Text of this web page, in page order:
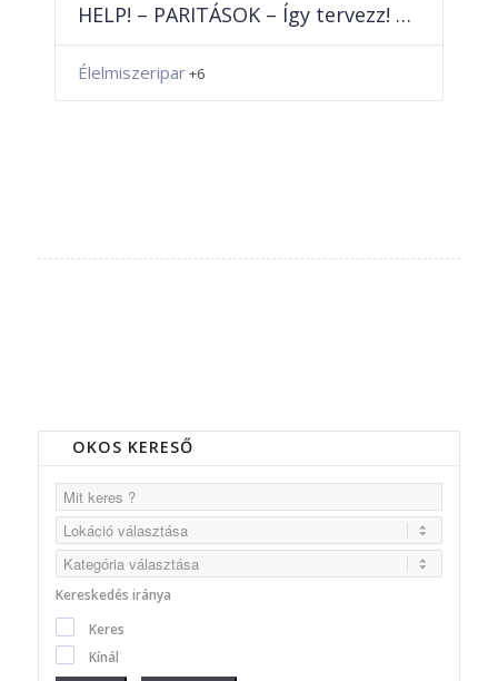
HELP! – PARITÁSOK – Így tervezz! Segít a DUNAPEL csapata
Élelmiszeripar+6
OKOS KERESŐ
Kereskedés iránya
Keres
Kínál